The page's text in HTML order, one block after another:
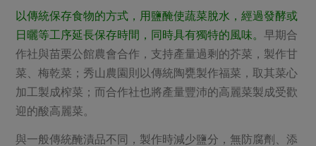
以傳統保存食物的方式，用鹽醃使蔬菜脫水，經過發酵或
日曬等工序延長保存時間，同時具有獨特的風味。早期合
作社與苗栗公館農會合作，支持產量過剩的芥菜，製作甘
菜、梅乾菜；秀山農園則以傳統陶甕製作福菜，取其菜心
加工製成榨菜；而合作社也將產量豐沛的高麗菜製成受歡
迎的酸高麗菜。
與一般傳統醃漬品不同，製作時減少鹽分，無防腐劑、添